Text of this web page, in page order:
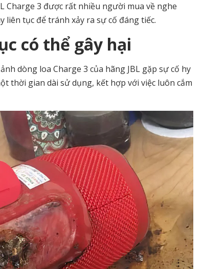
Charge 3 được rất nhiều người mua về nghe
liên tục để tránh xảy ra sự cố đáng tiếc.
có thể gây hại
dòng loa Charge 3 của hãng JBL gặp sự cố hy
thời gian dài sử dụng, kết hợp với việc luôn cắm